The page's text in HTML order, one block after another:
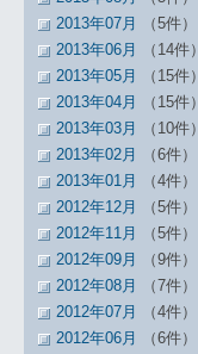
2013年07月
（5件）
2013年06月
（14件）
2013年05月
（15件）
2013年04月
（15件）
2013年03月
（10件）
2013年02月
（6件）
2013年01月
（4件）
2012年12月
（5件）
2012年11月
（5件）
2012年09月
（9件）
2012年08月
（7件）
2012年07月
（4件）
2012年06月
（6件）